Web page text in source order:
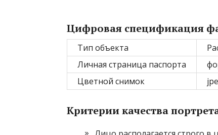
Цифровая спецификация
Тип объекта
Личная страница паспорта
Цветной снимок
Критерии качества